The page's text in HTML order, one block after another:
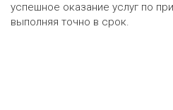
успешное оказание услуг по
выполняя точно в срок.